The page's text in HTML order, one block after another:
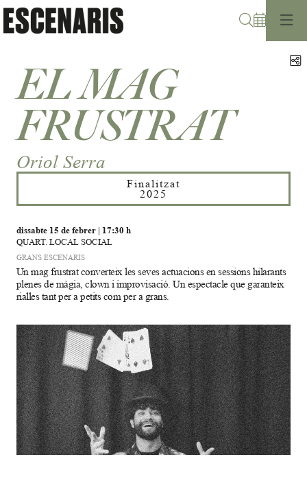
EL MAG
FRUSTRAT
Oriol Serra
Finalitzat
2025
dissabte 15 de febrer| 17:30 h
QUART. LOCAL SOCIAL
GRANS ESCENARIS
Un mag frustrat converteix les seves actuacions en sessions hilarants
plenes de màgia, clown i improvisació. Un espectacle que garanteix
rialles tant per a petits com per a grans.